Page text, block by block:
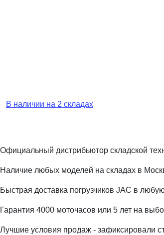
В наличии на 2 складах
Официальный дистрибьютор складской
Наличие любых моделей на складах в
Быстрая доставка погрузчиков JAC в
Гарантия 4000 моточасов или 5 лет на
Лучшие условия продаж - зафиксировали